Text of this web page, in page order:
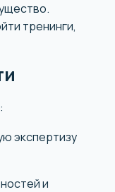
тренинги,
экспертизу
и